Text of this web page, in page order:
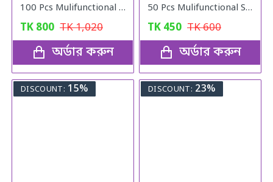
100 Pcs Mulifunctional Sunshade Net Fixing Clip
TK 800 TK1,020
অর্ডার করুন
50 Pcs Mulifunctional Sunshade Net Fixing Clip
TK 450 TK600
অর্ডার করুন
DISCOUNT: 15% DISCOUNT: 23%